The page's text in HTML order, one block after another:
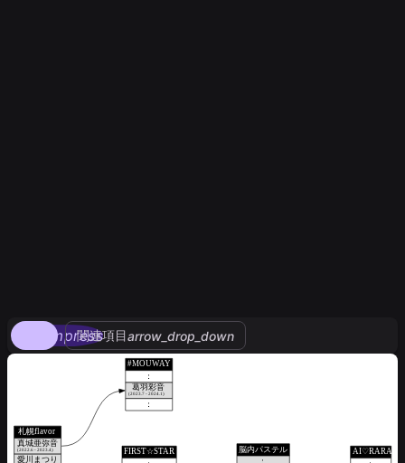
compress
関連項目arrow_drop_down